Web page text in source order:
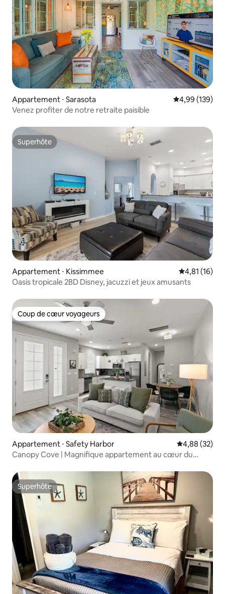
Appartement ⋅ Sarasota Évaluation
4,99 (139)
Venez profiter de notre retraite paisible
Superhôte
Superhôte
Appartement ⋅ Kissimmee Évaluation
4,81 (16)
Oasis tropicale 2BD Disney, jacuzzi et jeux amusants
Coup de cœur voyageurs
Coup de cœur voyageurs
Appartement ⋅ Safety Harbor Évaluation
4,88 (32)
Canopy Cove | Magnifique appartement au cœur du
Superhôte
Superhôte